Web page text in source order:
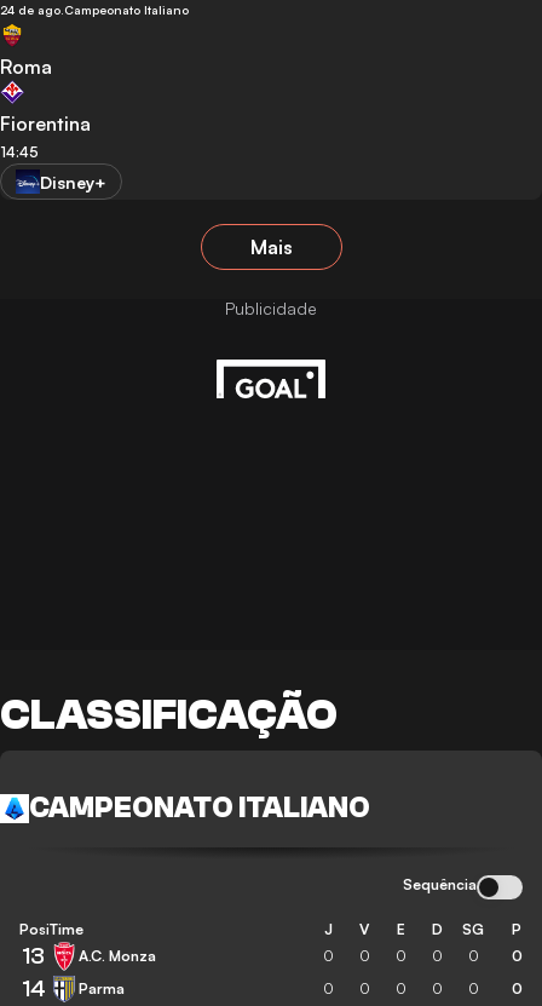
24 de ago. Campeonato Italiano
Roma
Fiorentina
14:45
Disney+
Mais
CLASSIFICAÇÃO
CAMPEONATO ITALIANO
Sequência
Posição
Time J V E D SG P
13 A.C. Monza 0 0 0 0 0 0
14 Parma 0 0 0 0 0 0